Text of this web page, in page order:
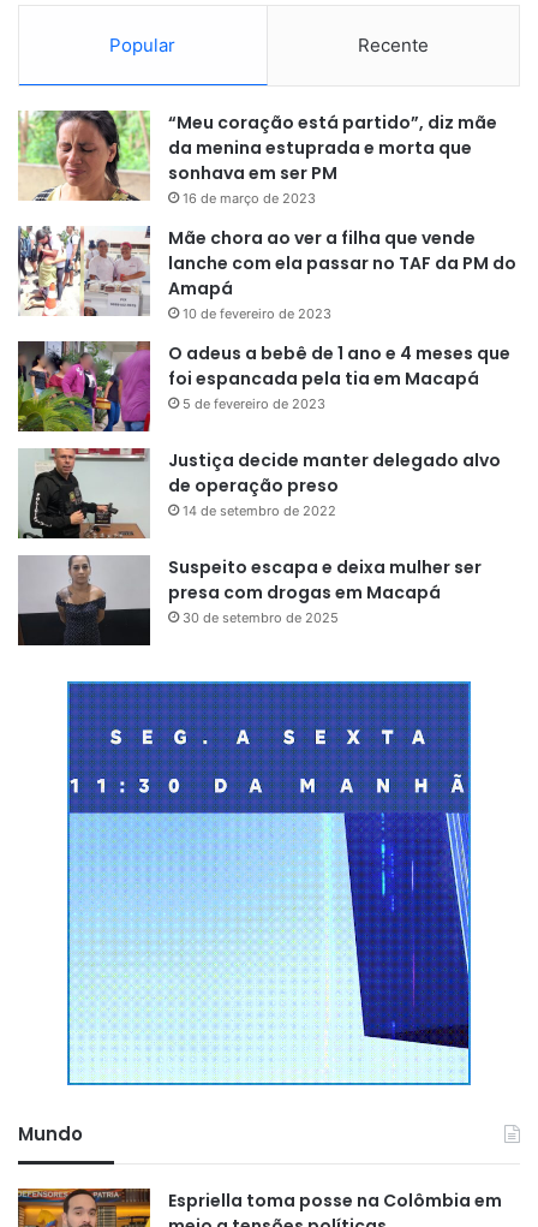
Popular Recente
“Meu coração está partido”, diz mãe
da menina estuprada e morta que
sonhava em ser PM
16 de março de 2023
Mãe chora ao ver a filha que vende
lanche com ela passar no TAF da PM do
Amapá
10 de fevereiro de 2023
O adeus a bebê de 1 ano e 4 meses que
foi espancada pela tia em Macapá
5 de fevereiro de 2023
Justiça decide manter delegado alvo
de operação preso
14 de setembro de 2022
Suspeito escapa e deixa mulher ser
presa com drogas em Macapá
30 de setembro de 2025
Mundo
Espriella toma posse na Colômbia em